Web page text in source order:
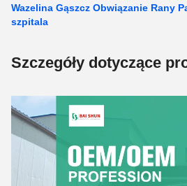
Wazelina Gąszcz Obwiązanie Rany
szpitala
Szczegóły dotyczące